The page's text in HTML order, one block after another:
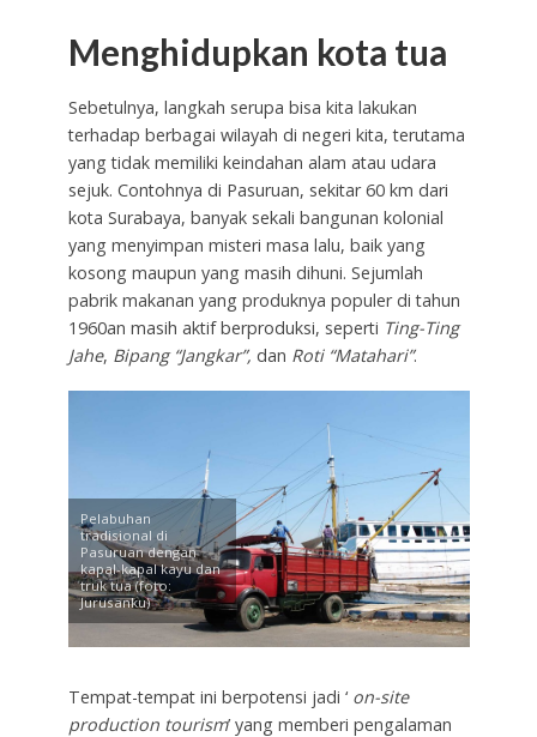
Menghidupkan kota tua
Sebetulnya, langkah serupa bisa kita lakukan
terhadap berbagai wilayah di negeri kita, terutama
yang tidak memiliki keindahan alam atau udara
sejuk. Contohnya di Pasuruan, sekitar 60 km dari
kota Surabaya, banyak sekali bangunan kolonial
yang menyimpan misteri masa lalu, baik yang
kosong maupun yang masih dihuni. Sejumlah
pabrik makanan yang produknya populer di tahun
1960an masih aktif berproduksi, seperti Ting-Ting
Jahe, Bipang “Jangkar”, dan Roti “Matahari”.
Pelabuhan
tradisional di
Pasuruan dengan
kapal-kapal kayu dan
truk tua (foto:
Jurusanku)
Tempat-tempat ini berpotensi jadi ‘ on-site
production tourism’ yang memberi pengalaman